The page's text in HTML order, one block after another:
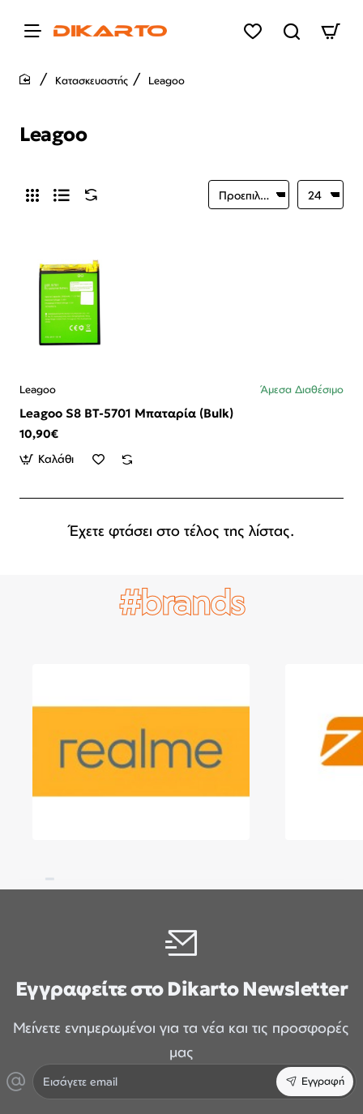
Leagoo
Κατασκευαστής Leagoo
Leagoo Άμεσα Διαθέσιμο
Leagoo S8 BT-5701 Μπαταρία (Bulk)
10,90€
Καλάθι
Έχετε φτάσει στο τέλος της λίστας.
#brands
Εγγραφείτε στο Dikarto Newsletter
Μείνετε ενημερωμένοι για τα νέα και τις προσφορές
μας
Εισάγετε
email
Εγγραφή